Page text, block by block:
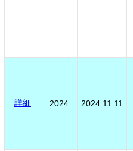
詳細 2024 2024.11.11